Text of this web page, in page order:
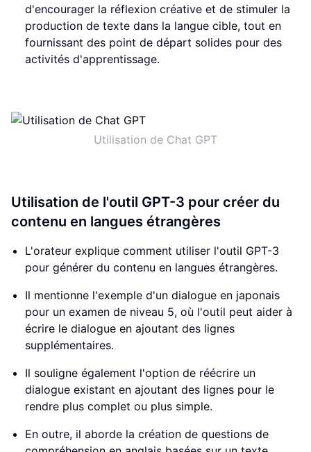
d'encourager la réflexion créative et de stimuler la
production de texte dans la langue cible, tout en
fournissant des point de départ solides pour des
activités d'apprentissage.
Utilisation de Chat GPT
Utilisation de l'outil GPT-3 pour créer du
contenu en langues étrangères
L'orateur explique comment utiliser l'outil GPT-3
pour générer du contenu en langues étrangères.
Il mentionne l'exemple d'un dialogue en japonais
pour un examen de niveau 5, où l'outil peut aider à
écrire le dialogue en ajoutant des lignes
supplémentaires.
Il souligne également l'option de réécrire un
dialogue existant en ajoutant des lignes pour le
rendre plus complet ou plus simple.
En outre, il aborde la création de questions de